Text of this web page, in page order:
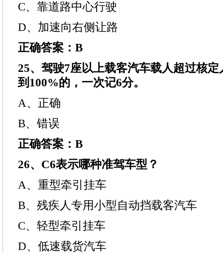
C、靠道路中心行驶
D、加速向右侧让路
正确答案：B
25、驾驶7座以上载客汽车载人超过核
到100%的，一次记6分。
A、正确
B、错误
正确答案：B
26、C6表示哪种准驾车型？
A、重型牵引挂车
B、残疾人专用小型自动挡载客汽车
C、轻型牵引挂车
D、低速载货汽车